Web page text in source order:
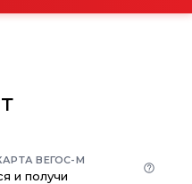
ВЕГОС-М
и получи